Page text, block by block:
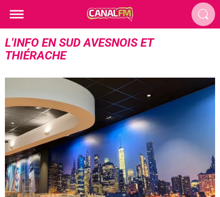
L'INFO EN SUD AVESNOIS ET
THIÉRACHE